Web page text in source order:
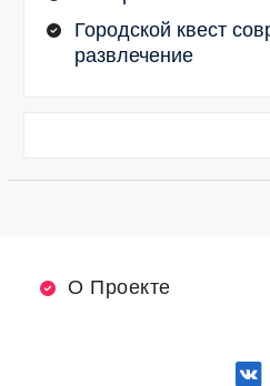
Городской квест
развлечение
О Проекте